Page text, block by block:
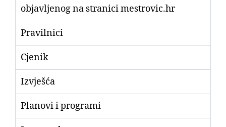
objavljenog na stranici mestrovic.hr
Pravilnici
Cjenik
Izvješća
Planovi i programi